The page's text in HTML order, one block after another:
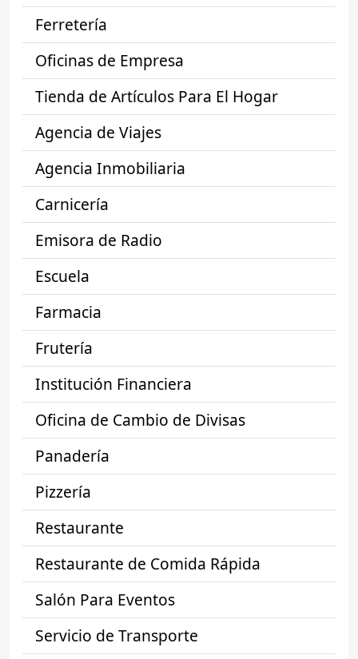
Ferretería
Oficinas de Empresa
Tienda de Artículos Para El Hogar
Agencia de Viajes
Agencia Inmobiliaria
Carnicería
Emisora de Radio
Escuela
Farmacia
Frutería
Institución Financiera
Oficina de Cambio de Divisas
Panadería
Pizzería
Restaurante
Restaurante de Comida Rápida
Salón Para Eventos
Servicio de Transporte